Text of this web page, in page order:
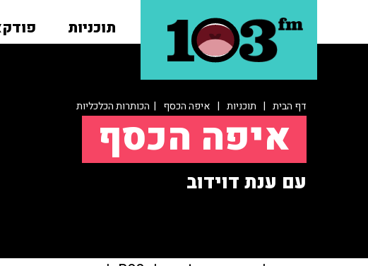
תוכניות
דף הבית | תוכניות | איפה הכסף | הכותרות הכלכליות
איפה הכסף
עם ענת דוידוב